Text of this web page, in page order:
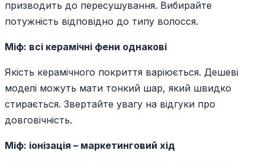
призводить до пересушування. Вибирайте
потужність відповідно до типу волосся.
Міф: всі керамічні фени однакові
Якість керамічного покриття варіюється. Дешеві
моделі можуть мати тонкий шар, який швидко
стирається. Звертайте увагу на відгуки про
довговічність.
Міф: іонізація – маркетинговий хід